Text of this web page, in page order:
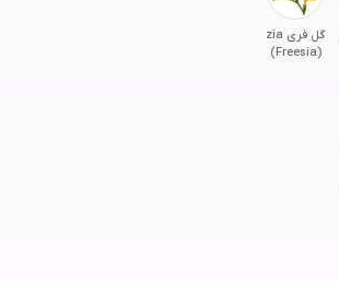
گل فری zia
(Freesia)